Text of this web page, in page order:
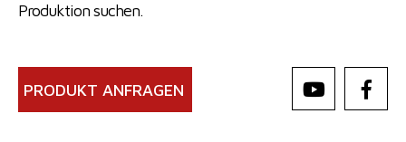
Produktion suchen.
PRODUKT ANFRAGEN